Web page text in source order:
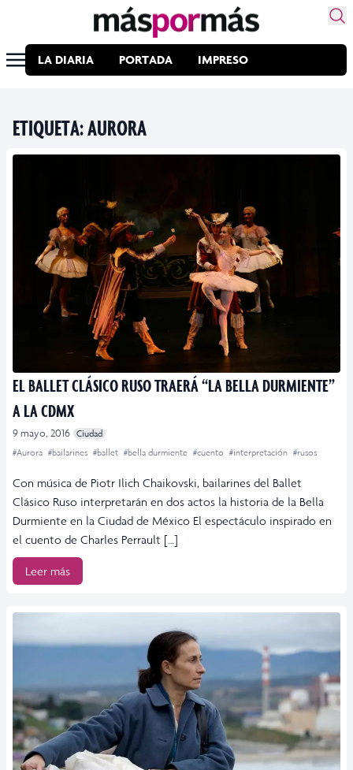
LA DIARIA PORTADA IMPRESO
ETIQUETA:AURORA
EL BALLET CLÁSICO RUSO TRAERÁ “LA BELLA DURMIENTE”
A LA CDMX
9 mayo, 2016 Ciudad
#Aurora #bailarines #ballet #bella durmiente #cuento #interpretación #rusos
Con música de Piotr Ilich Chaikovski, bailarines del Ballet
Clásico Ruso interpretarán en dos actos la historia de la Bella
Durmiente en la Ciudad de México El espectáculo inspirado en
el cuento de Charles Perrault […]
Leer más